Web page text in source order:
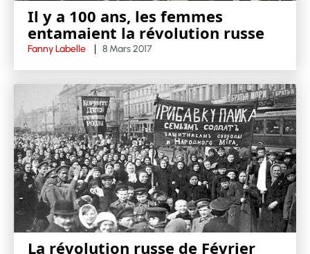
Il y a 100 ans, les femmes
entamaient la révolution russe
Fanny Labelle 8 Mars 2017
La révolution russe de Février